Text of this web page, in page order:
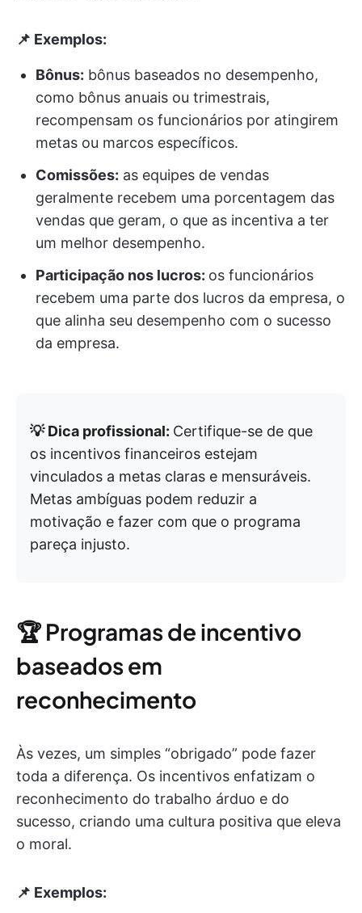
📌 Exemplos:
Bônus: bônus baseados no desempenho,
como bônus anuais ou trimestrais,
recompensam os funcionários por atingirem
metas ou marcos específicos.
Comissões: as equipes de vendas
geralmente recebem uma porcentagem das
vendas que geram, o que as incentiva a ter
um melhor desempenho.
Participação nos lucros: os funcionários
recebem uma parte dos lucros da empresa, o
que alinha seu desempenho com o sucesso
da empresa.
💡 Dica profissional: Certifique-se de que
os incentivos financeiros estejam
vinculados a metas claras e mensuráveis.
Metas ambíguas podem reduzir a
motivação e fazer com que o programa
pareça injusto.
🏆 Programas de incentivo
baseados em
reconhecimento
Às vezes, um simples “obrigado” pode fazer
toda a diferença. Os incentivos enfatizam o
reconhecimento do trabalho árduo e do
sucesso, criando uma cultura positiva que eleva
o moral.
📌 Exemplos: